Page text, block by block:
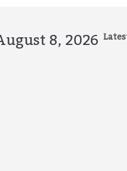
8, 2026